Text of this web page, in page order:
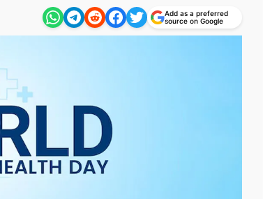
Add as a preferred
source on Google